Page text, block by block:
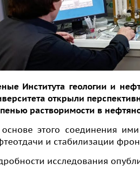
Института геологии и
открыли
растворимости в
этого соединения
и стабилизации
исследования